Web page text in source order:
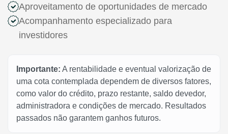
Aproveitamento de oportunidades de mercado
Acompanhamento especializado para
investidores
Importante: A rentabilidade e eventual valorização de
uma cota contemplada dependem de diversos fatores,
como valor do crédito, prazo restante, saldo devedor,
administradora e condições de mercado. Resultados
passados não garantem ganhos futuros.